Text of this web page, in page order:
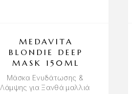
MEDAVITA
BLONDIE DEEP
MASK 150ML
Μάσκα Ενυδάτωσης &
Λάμψης για Ξανθά μαλλιά